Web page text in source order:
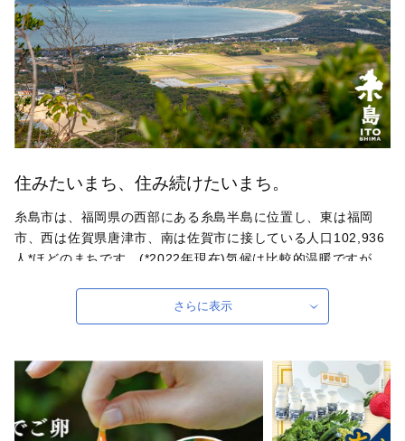
住みたいまち、住み続けたいまち。
糸島市は、福岡県の西部にある糸島半島に位置し、東は福岡
市、西は佐賀県唐津市、南は佐賀市に接している人口102,936
人*ほどのまちです。(*2022年現在)気候は比較的温暖ですが、
な自然の中で育まれた新鮮でおいしい食材は「糸島ブランド」
として定着しており、市内約20ヵ所の直売所は買い物客でにぎ
力ある人々が活躍するまちです。糸島市民に親しまれる「可也
山（かやさん）」や玄界灘を望む海岸エリア、江戸時代に唐津
街道の宿場町「前原宿」として栄えた前原商店街など、観光ス
ポットも満載。
さらに表示